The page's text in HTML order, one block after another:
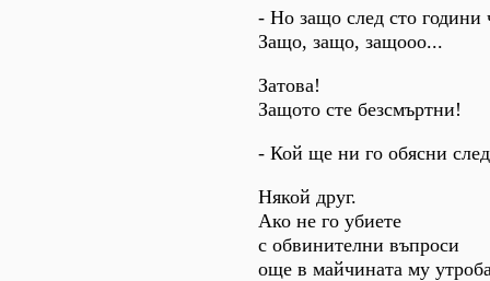
- Но защо след сто години
Защо, защо, защооо...
Затова!
Защото сте безсмъртни!
- Кой ще ни го обясни
Някой друг.
Ако не го убиете
с обвинителни въпроси
още в майчината му